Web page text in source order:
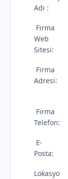
Adı :
Firma
Web
Sitesi:
Firma
Adresi:
Firma
Telefon:
E-
Posta:
Lokasyo